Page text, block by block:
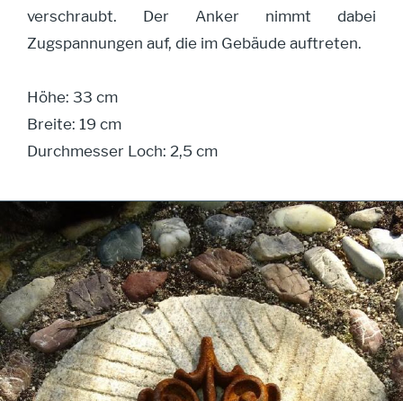
verschraubt. Der Anker nimmt dabei
Zugspannungen auf, die im Gebäude auftreten.
Höhe: 33 cm
Breite: 19 cm
Durchmesser Loch: 2,5 cm